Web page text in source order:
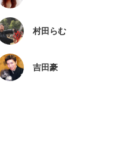
村田らむ
吉田豪